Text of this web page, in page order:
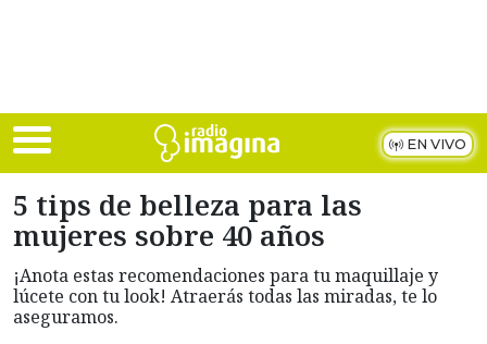
EN VIVO
5 tips de belleza para las
mujeres sobre 40 años
¡Anota estas recomendaciones para tu maquillaje y
lúcete con tu look! Atraerás todas las miradas, te lo
aseguramos.